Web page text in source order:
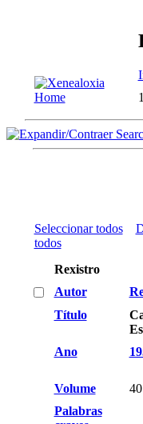
Seleccionar todos
todos
Rexistro
Autor
Título
Ano
Volume
40
Palabras